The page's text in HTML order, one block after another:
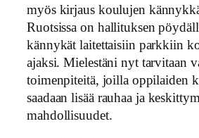
myös kirjaus koulujen
Ruotsissa on hallituksen
kännykät laitettaisiin parkkiin
ajaksi. Mielestäni nyt tarvitaan
toimenpiteitä, joilla oppilaiden
saadaan lisää rauhaa ja
mahdollisuudet.